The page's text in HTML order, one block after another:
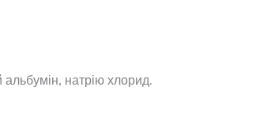
натрію хлорид.